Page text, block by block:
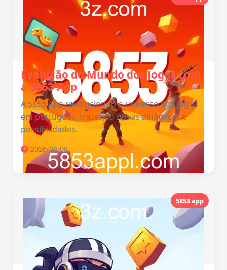
Evolução do Mundo dos Jogos com
a 5853 App
A 5853 App revolucionou o universo dos jogos
em português, trazendo novas dinâmicas e
possibilidades.
2026-04-08
5853 app